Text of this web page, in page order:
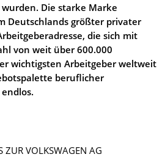
Die starke Marke
Deutschlands größter privater
die sich mit
von weit über 600.000
wichtigsten Arbeitgeber weltweit
beruflicher
ZUR VOLKSWAGEN AG